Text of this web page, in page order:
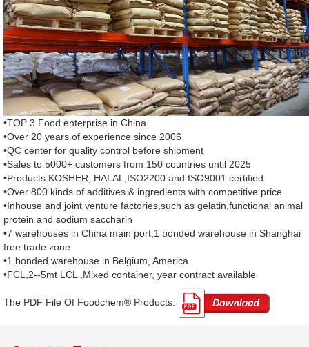
•TOP 3 Food enterprise in China
•Over 20 years of experience since 2006
•QC center for quality control before shipment
•Sales to 5000+ customers from 150 countries until 2025
•Products KOSHER, HALAL,ISO2200 and ISO9001 certified
•Over 800 kinds of additives & ingredients with competitive price
•Inhouse and joint venture factories,such as gelatin,functional animal
protein and sodium saccharin
•7 warehouses in China main port,1 bonded warehouse in Shanghai
free trade zone
•1 bonded warehouse in Belgium, America
•FCL,2--5mt LCL ,Mixed container, year contract available
The PDF File Of Foodchem® Products: